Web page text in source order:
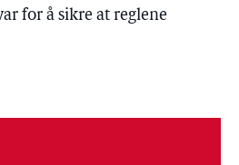
for å sikre at reglene